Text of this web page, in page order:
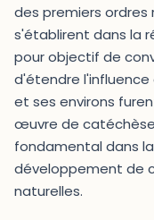
des premiers ordres
s'établirent dans la
pour objectif de
d'étendre l'influence
et ses environs
œuvre de
fondamental dans
développement de
naturelles.